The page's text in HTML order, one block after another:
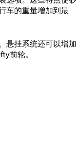
车的重量增加到最
悬挂系统还可以增加
前轮。